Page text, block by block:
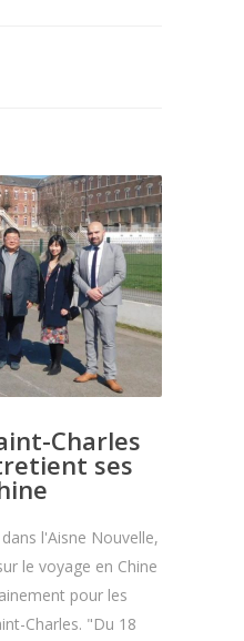
Charles
ses
l'Aisne Nouvelle,
le voyage en Chine
pour les
Charles. "Du 18